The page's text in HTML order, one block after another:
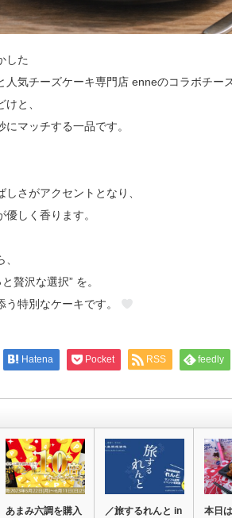
した
人気チーズケーキ専門店 enneのコラボチー
と、
マッチする一品です。
さがアクセントとなり、
しく香ります。
贅沢な選択” を。
う特別なケーキです。
Hatena Pocket RSS feedly
あまみ六調を購入
／旅するれんと in
本日